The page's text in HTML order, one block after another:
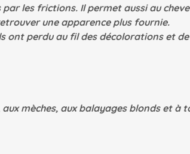
les frictions. Il permet aussi au
une apparence plus fournie.
ont perdu au fil des décolorations et de
mèches, aux balayages blonds et à